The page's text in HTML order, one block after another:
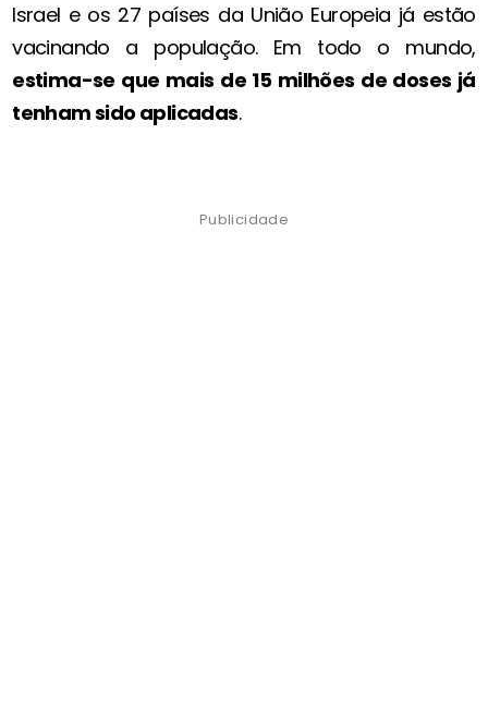
Israel e os 27 países da União Europeia já estão
vacinando a população. Em todo o mundo,
estima-se que mais de 15 milhões de doses já
tenham sido aplicadas.
Publicidade